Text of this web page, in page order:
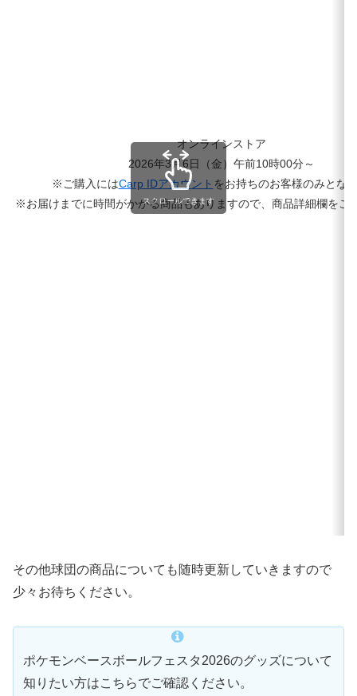
オンラインストア
2026年3月6日（金）午前10時00分～
※ご購入にはCarp IDアカウント をお持ちのお客様のみとな
※お届けまでに時間がかかる商品もありますので、商品詳細欄をご
スクロールできます
その他球団の商品についても随時更新していきますので
少々お待ちください。
ポケモンベースボールフェスタ2026のグッズについて
知りたい方はこちらでご確認ください。